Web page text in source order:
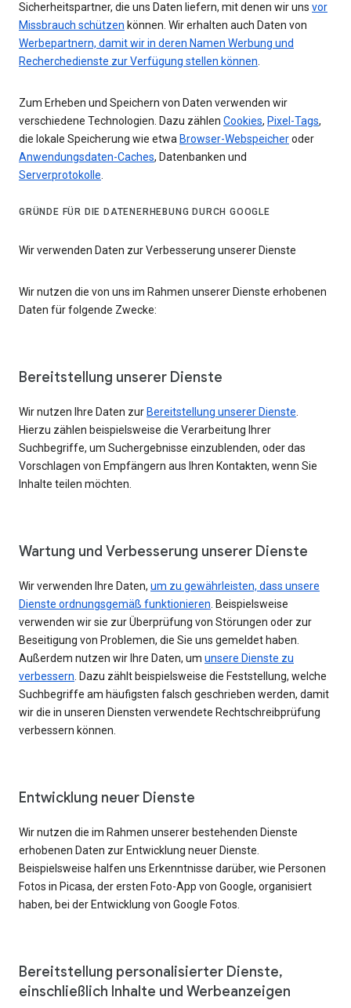
Sicherheitspartner, die uns Daten liefern, mit denen wir uns vor
Missbrauch schützen können. Wir erhalten auch Daten von
Werbepartnern, damit wir in deren Namen Werbung und
Recherchedienste zur Verfügung stellen können.
Zum Erheben und Speichern von Daten verwenden wir
verschiedene Technologien. Dazu zählen Cookies, Pixel-Tags,
die lokale Speicherung wie etwa Browser-Webspeicheroder
Anwendungsdaten-Caches, Datenbanken und
Serverprotokolle.
GRÜNDE FÜR DIE DATENERHEBUNG DURCH GOOGLE
Wir verwenden Daten zur Verbesserung unserer Dienste
Wir nutzen die von uns im Rahmen unserer Dienste erhobenen
Daten für folgende Zwecke:
Bereitstellung unserer Dienste
Wir nutzen Ihre Daten zur Bereitstellung unserer Dienste
Hierzu zählen beispielsweise die Verarbeitung Ihrer
Suchbegriffe, um Suchergebnisse einzublenden, oder das
Vorschlagen von Empfängern aus Ihren Kontakten, wenn Sie
Inhalte teilen möchten.
Wartung und Verbesserung unserer Dienste
Wir verwenden Ihre Daten, um zu gewährleisten, dass unsere
Dienste ordnungsgemäß funktionieren . Beispielsweise
verwenden wir sie zur Überprüfung von Störungen oder zur
Beseitigung von Problemen, die Sie uns gemeldet haben.
Außerdem nutzen wir Ihre Daten, um unsere Dienste zu
verbessern . Dazu zählt beispielsweise die Feststellung, welche
Suchbegriffe am häufigsten falsch geschrieben werden, damit
wir die in unseren Diensten verwendete Rechtschreibprüfung
verbessern können.
Entwicklung neuer Dienste
Wir nutzen die im Rahmen unserer bestehenden Dienste
erhobenen Daten zur Entwicklung neuer Dienste.
Beispielsweise halfen uns Erkenntnisse darüber, wie Personen
Fotos in Picasa, der ersten Foto-App von Google, organisiert
haben, bei der Entwicklung von Google Fotos.
Bereitstellung personalisierter Dienste,
einschließlich Inhalte und Werbeanzeigen